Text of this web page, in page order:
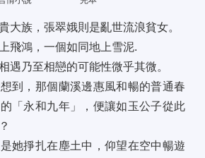
大族，張翠娥則是亂世流浪貧女。
飛鴻，一個如同地上雪泥.
遇乃至相戀的可能性微乎其微。
到，那個蘭溪邊惠風和暢的普通春
「永和九年」，便讓如玉公子從此
她掙扎在塵土中，仰望在空中暢遊